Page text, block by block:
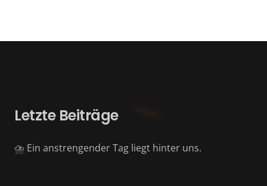
Letzte Beiträge
⛈️ Ein anstrengender Tag liegt hinter uns.